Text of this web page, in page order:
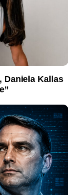
Daniela Kallas